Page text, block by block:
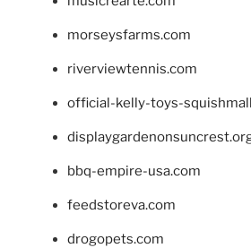
morseysfarms.com
riverviewtennis.com
official-kelly-toys-
bbq-empire-usa.com
feedstoreva.com
drogopets.com